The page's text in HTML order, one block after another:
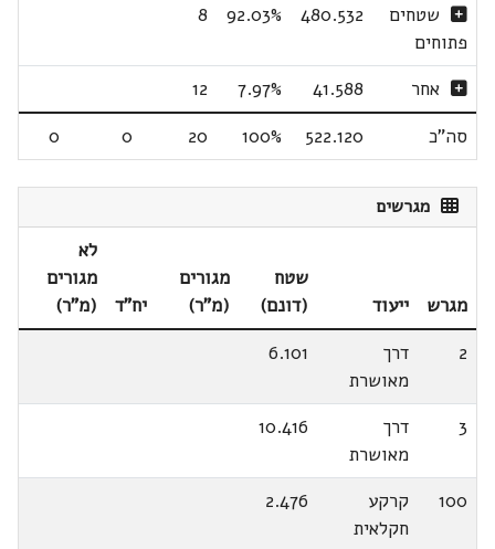
שטחים
פתוחים
480.532
92.03%
8
אחר 41.588
7.97%
12
סה"כ
522.120
100%
20
0
0
מגרשים
מגרש ייעוד
שטח
(דונם)
מגורים
(מ"ר)
יח"ד
לא
מגורים
(מ"ר)
2
דרך
מאושרת
6.101
3
דרך
מאושרת
10.416
100
קרקע
חקלאית
2.476